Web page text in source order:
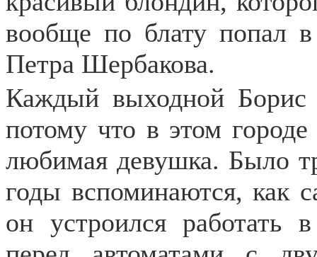
вообще по блату попал
Петра Шербакова.
Каждый выходной Борис
потому что в этом
любимая девушка. Было
годы вспоминаются, как
он устроился